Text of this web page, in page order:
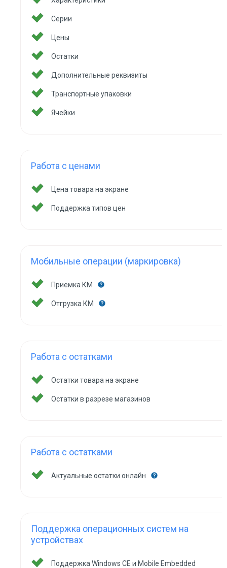
Серии
Цены
Остатки
Дополнительные реквизиты
Транспортные упаковки
Ячейки
Работа с ценами
Цена товара на экране
Поддержка типов цен
Мобильные операции (маркировка)
Приемка КМ
Отгрузка КМ
Работа с остатками
Остатки товара на экране
Остатки в разрезе магазинов
Работа с остатками
Актуальные остатки онлайн
Поддержка операционных систем на
устройствах
Поддержка Windows CE и Mobile Embedded